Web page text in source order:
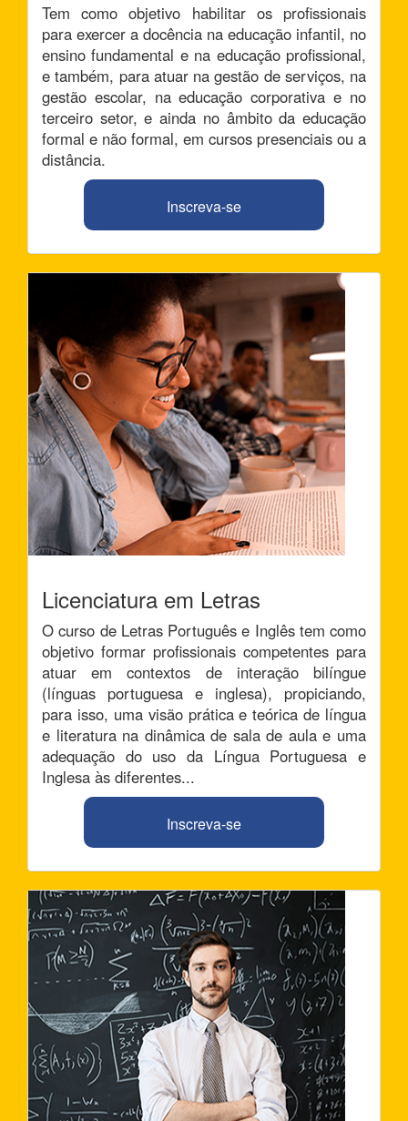
Tem como objetivo habilitar os profissionais
para exercer a docência na educação infantil, no
ensino fundamental e na educação profissional,
e também, para atuar na gestão de serviços, na
gestão escolar, na educação corporativa e no
terceiro setor, e ainda no âmbito da educação
formal e não formal, em cursos presenciais ou a
distância.
Inscreva-se
Licenciatura em Letras
O curso de Letras Português e Inglês tem como
objetivo formar profissionais competentes para
atuar em contextos de interação bilíngue
(línguas portuguesa e inglesa), propiciando,
para isso, uma visão prática e teórica de língua
e literatura na dinâmica de sala de aula e uma
adequação do uso da Língua Portuguesa e
Inglesa às diferentes...
Inscreva-se